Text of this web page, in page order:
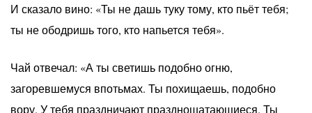
И сказало вино: «Ты не дашь туку тому, кто пьёт тебя;
ты не ободришь того, кто напьется тебя».
Чай отвечал: «А ты светишь подобно огню,
загоревшемуся впотьмах. Ты похищаешь, подобно
вору. У тебя праздничают праздношатающиеся. Ты